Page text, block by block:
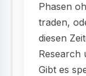
Phasen
traden,
diesen
Research
Gibt es